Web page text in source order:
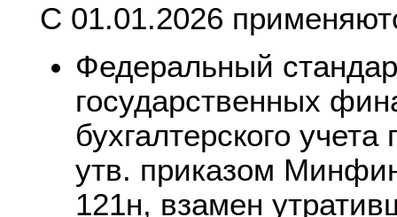
С 01.01.2026
Федеральный
государственных
бухгалтерского
утв. приказом
121н, взамен